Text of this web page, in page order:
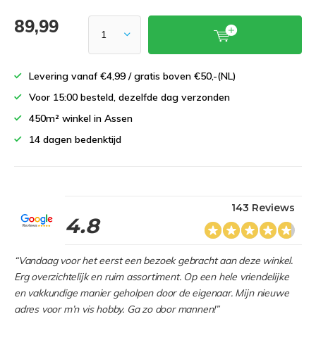
89,99
Levering vanaf €4,99 / gratis boven €50,-(NL)
Voor 15:00 besteld, dezelfde dag verzonden
450m² winkel in Assen
14 dagen bedenktijd
4.8
143 Reviews
“Vandaag voor het eerst een bezoek gebracht aan deze winkel.
Erg overzichtelijk en ruim assortiment. Op een hele vriendelijke
en vakkundige manier geholpen door de eigenaar. Mijn nieuwe
adres voor m’n vis hobby. Ga zo door mannen!”